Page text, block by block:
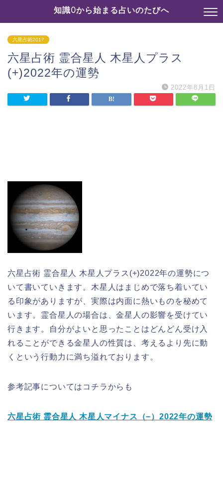
知識0から始まる占いのたびへ
六星占術2017
六星占術 霊合星人 木星人プラス
(+)2022年の運勢
2022年8月1日
六星占術 霊合星人 木星人プラス(+)2022年の運勢につ
いて書いていきます。木星人はまじめで落ち着いてい
る印象がありますが、実際は内面に熱いものを秘めて
います。霊合星人の場合は、金星人の影響を受けてい
行きます。自分がよいと思ったことはどんどん受け入
れることができる金星人の性質は、考えるより先に動
くという行動力に満ち溢れております。
参考記事についてはコチラからも
六星占術 霊合星人 木星人マイナス（−）2022年の運勢